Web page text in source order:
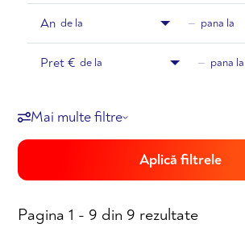
An de la — pana la
Pret € de la — pana la
Mai multe filtre
Aplică filtrele
Pagina 1 - 9 din 9 rezultate